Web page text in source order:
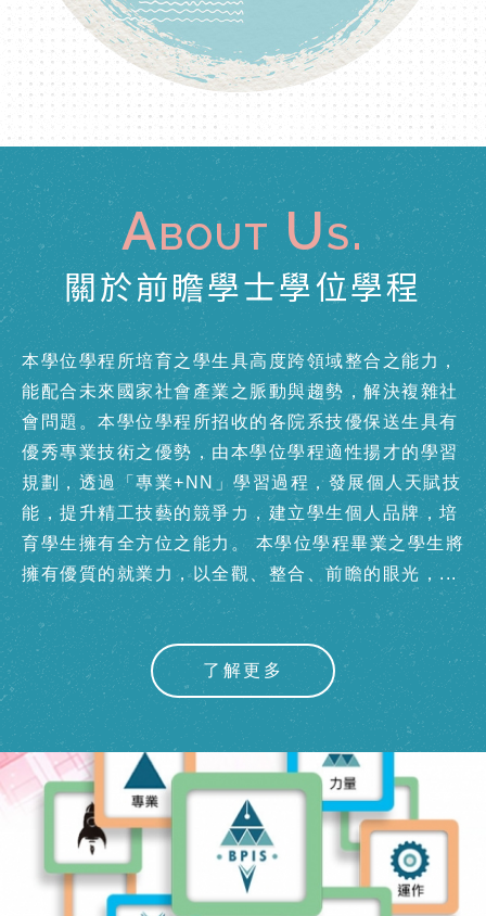
About Us.
關於前瞻學士學位學程
本學位學程所培育之學生具高度跨領域整合之能力，
能配合未來國家社會產業之脈動與趨勢，解決複雜社
會問題。本學位學程所招收的各院系技優保送生具有
優秀專業技術之優勢，由本學位學程適性揚才的學習
規劃，透過「專業+NN」學習過程，發展個人天賦技
能，提升精工技藝的競爭力，建立學生個人品牌，培
育學生擁有全方位之能力。 本學位學程畢業之學生將
擁有優質的就業力，以全觀、整合、前瞻的眼光，...
了解更多